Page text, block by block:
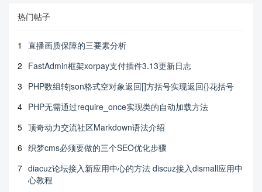
热门帖子
1
直播画质保障的三要素分析
2 FastAdmin框架xorpay支付插件3.13更新日志
3 PHP数组转json格式空对象返回[]方括号实现返回{}花括号
4 PHP无需通过require_once实现类的自动加载方法
5 顶奇动力交流社区Markdown语法介绍
6 织梦cms必须要做的三个SEO优化步骤
7 diacuz论坛接入新应用中心的方法 discuz接入dismall应用中
心教程